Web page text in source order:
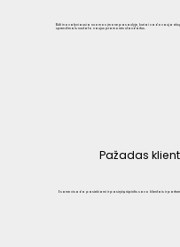
Būti inovatyviausia nuomos įmone pasaulyje, kuriai vadovauja
sprendimais nustato naujus pramonės standartus.
Pažadas
Esame visada pasiekiami ir pasiryžę rūpintis savo klientais ir